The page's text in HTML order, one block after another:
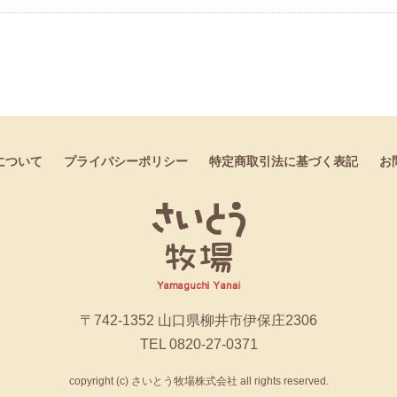
ついて プライバシーポリシー 特定商取引法に基づく表記 お
〒742-1352 山口県柳井市伊保庄2306
TEL 0820-27-0371
copyright (c) さいとう牧場株式会社 all rights reserved.